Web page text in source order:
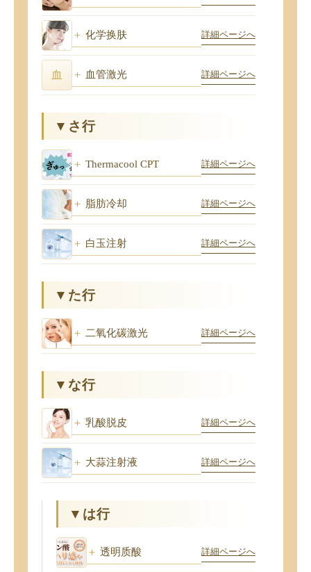
化学换肤 詳細ページへ
血 血管激光 詳細ページへ
▼さ行
Thermacool CPT 詳細ページへ
脂肪冷却 詳細ページへ
白玉注射 詳細ページへ
▼た行
二氧化碳激光 詳細ページへ
▼な行
乳酸脱皮 詳細ページへ
大蒜注射液 詳細ページへ
▼は行
透明质酸 詳細ページへ